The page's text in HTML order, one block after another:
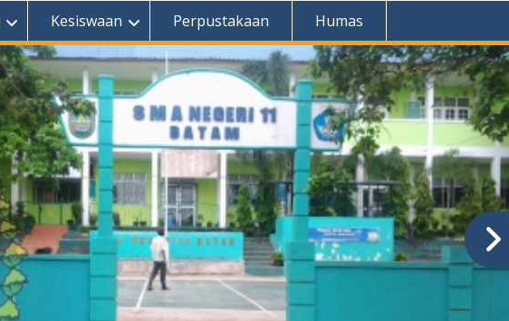
Kesiswaan Perpustakaan Humas